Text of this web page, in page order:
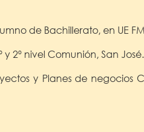
de Bachillerato, en UE
y 2º nivel Comunión, San José.
y Planes de negocios